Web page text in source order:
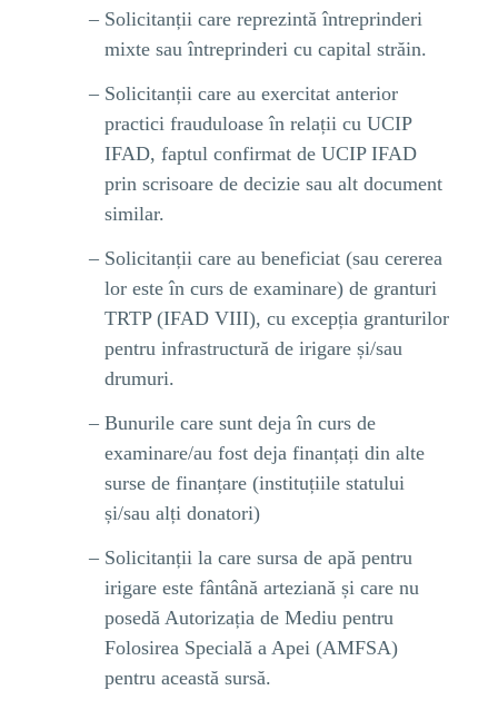
Solicitanții care reprezintă întreprinderi
mixte sau întreprinderi cu capital străin.
Solicitanții care au exercitat anterior
practici frauduloase în relații cu UCIP
IFAD, faptul confirmat de UCIP IFAD
prin scrisoare de decizie sau alt document
similar.
Solicitanții care au beneficiat (sau cererea
lor este în curs de examinare) de granturi
TRTP (IFAD VIII), cu excepția granturilor
pentru infrastructură de irigare și/sau
drumuri.
Bunurile care sunt deja în curs de
examinare/au fost deja finanțați din alte
surse de finanțare (instituțiile statului
și/sau alți donatori)
Solicitanții la care sursa de apă pentru
irigare este fântână arteziană și care nu
posedă Autorizația de Mediu pentru
Folosirea Specială a Apei (AMFSA)
pentru această sursă.